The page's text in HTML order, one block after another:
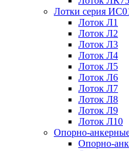
Лотки серия
Лоток Л1
Лоток Л2
Лоток Л3
Лоток Л4
Лоток Л5
Лоток Л6
Лоток Л7
Лоток Л8
Лоток Л9
Лоток Л10
Опорно-
Опорно-